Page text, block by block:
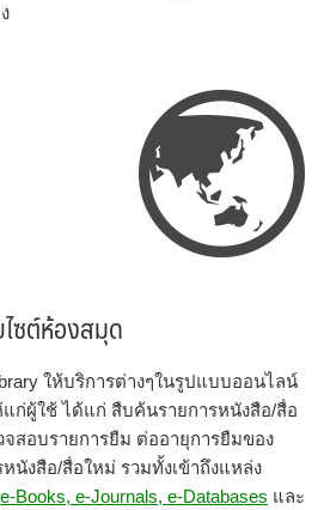
ซต์ห้องสมุด
ให้บริการต่างๆในรูปแบบออนไลน์
ก่ผู้ใช้ ได้แก่ สืบค้นรายการหนังสือ/สื่อ
สอบรายการยืม ต่ออายุการยืมของ
หนังสือ/สื่อใหม่ รวมทั้งเข้าถึงแหล่ง
e-Books, e-Journals, e-Databases และ